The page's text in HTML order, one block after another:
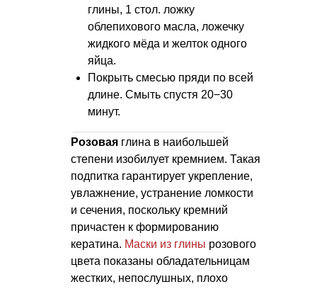
глины, 1 стол. ложку
облепихового масла, ложечку
жидкого мёда и желток одного
яйца.
Покрыть смесью пряди по всей
длине. Смыть спустя 20−30
минут.
Розовая глина в наибольшей
степени изобилует кремнием. Такая
подпитка гарантирует укрепление,
увлажнение, устранение ломкости
и сечения, поскольку кремний
причастен к формированию
кератина. Маски из глины розового
цвета показаны обладательницам
жестких, непослушных, плохо